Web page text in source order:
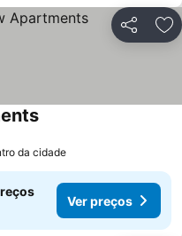
Partilhar
da cidade
Ver preços